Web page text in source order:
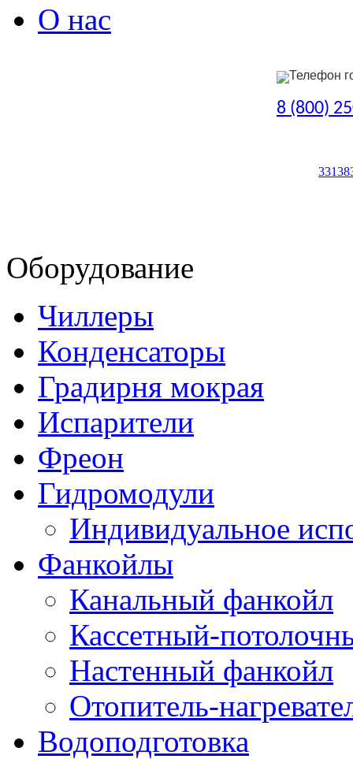
О нас
Телефон
8 (800)
Оборудование
Чиллеры
Конденсаторы
Градирня мокрая
Испарители
Фреон
Гидромодули
Индивидуальное
Фанкойлы
Канальный фанкойл
Кассетный-
Настенный фанкойл
Отопитель-
Водоподготовка